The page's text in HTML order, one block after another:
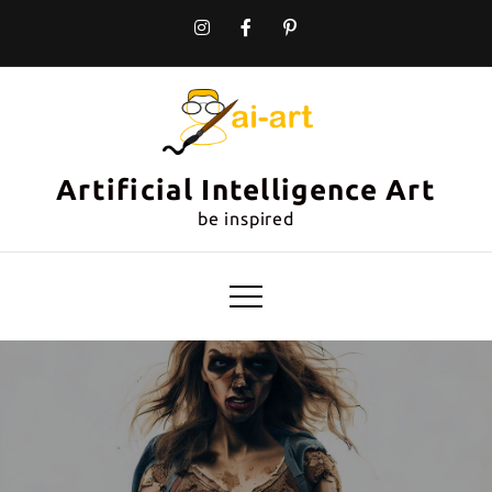
Artificial Intelligence Art
be inspired